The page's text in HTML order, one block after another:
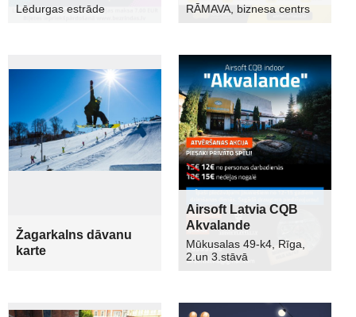
Lēdurgas estrāde RĀMAVA, biznesa centrs
Žagarkalns dāvanu
karte
Airsoft Latvia CQB
Akvalande
Mūkusalas 49-k4, Rīga,
2.un 3.stāvā